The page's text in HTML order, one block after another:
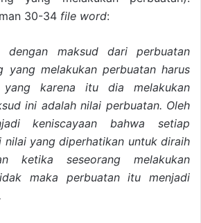
30-34 file word:
dengan maksud dari perbuatan
yang melakukan perbuatan harus
yang karena itu dia melakukan
ini adalah nilai perbuatan. Oleh
keniscayaan bahwa setiap
nilai yang diperhatikan untuk diraih
ketika seseorang melakukan
maka perbuatan itu menjadi